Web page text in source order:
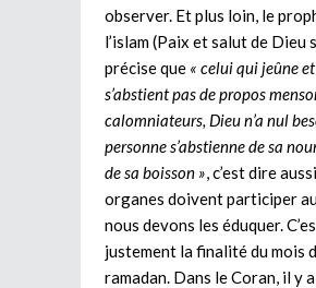
observer. Et plus loin, le
l’islam (Paix et salut de Dieu
précise que « celui qui jeûne
s’abstient pas de propos
calomniateurs, Dieu n’a nul
personne s’abstienne de sa
de sa boisson » , c’est dire
organes doivent participer
nous devons les éduquer.
justement la finalité du mois
ramadan. Dans le Coran, il y